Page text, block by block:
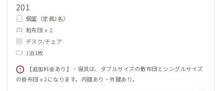
201
個室（定員2名）
和布団 x 2
デスク/チェア
1泊1枚
【追加料金あり】・寝具は、ダブルサイズの敷布団とシングルサイズ
の掛布団ｘ2になります。内鍵あり・外鍵あり。